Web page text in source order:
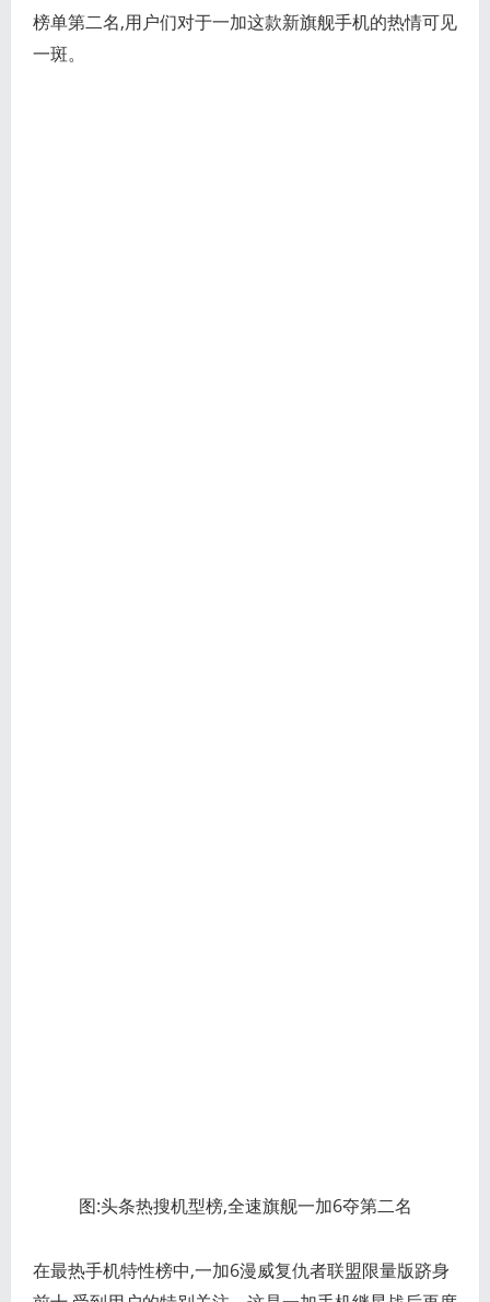
榜单第二名,用户们对于一加这款新旗舰手机的热情可见
一斑。
图:头条热搜机型榜,全速旗舰一加6夺第二名
在最热手机特性榜中,一加6漫威复仇者联盟限量版跻身